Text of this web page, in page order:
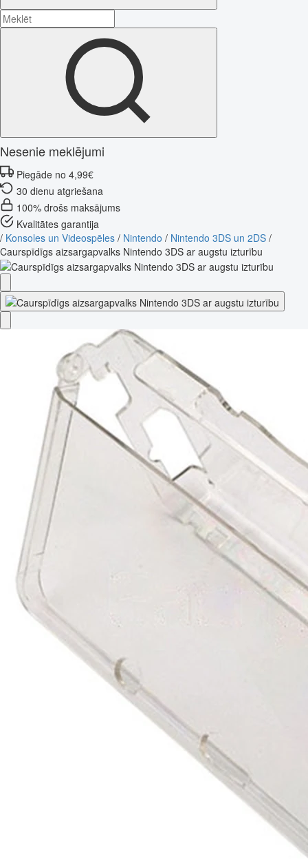
Nesenie meklējumi
Piegāde no 4,99€
30 dienu atgriešana
100% drošs maksājums
Kvalitātes garantija
/ Konsoles un Videospēles / Nintendo / Nintendo 3DS un 2DS /
Caurspīdīgs aizsargapvalks Nintendo 3DS ar augstu izturību